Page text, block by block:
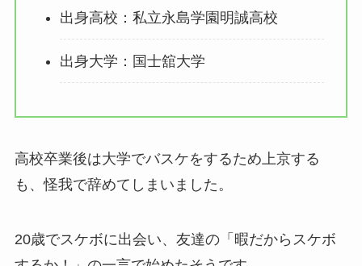
出身高校：私立永島学園明誠高校
出身大学：国士舘大学
高校卒業後は大学でバスケをするため上京する
も、怪我で辞めてしまいました。
20歳でスケボに出会い、友達の「暇だからスケボ